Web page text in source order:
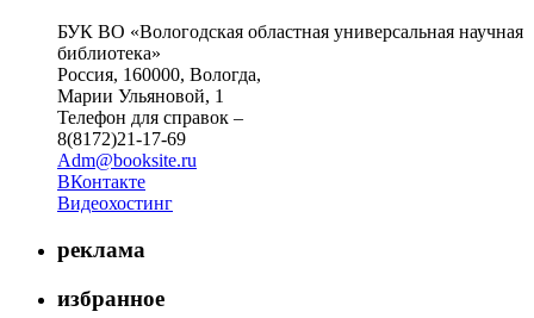
БУК ВО «Вологодская областная универсальная научная
библиотека»
Россия, 160000, Вологда,
Марии Ульяновой, 1
Телефон для справок –
8(8172)21-17-69
Adm@booksite.ru
ВКонтакте
Видеохостинг
реклама
избранное